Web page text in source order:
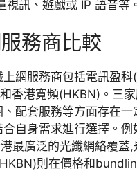
視訊、遊戲或 IP 語音等。
務商比較
網服務商包括電訊盈科
香港寬頻(HKBN)。三
配套服務等方面存在一
自身需求進行選擇。例
最廣泛的光纖網絡覆蓋,
則在價格和